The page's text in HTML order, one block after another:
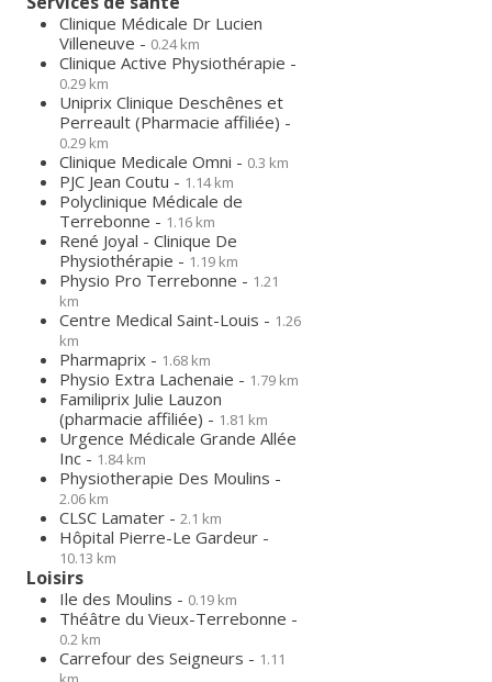
Clinique Médicale Dr Lucien
Villeneuve - 0.24 km
Clinique Active Physiothérapie -
0.29 km
Uniprix Clinique Deschênes et
Perreault (Pharmacie affiliée) -
0.29 km
Clinique Medicale Omni - 0.3 km
PJC Jean Coutu - 1.14 km
Polyclinique Médicale de
Terrebonne - 1.16 km
René Joyal - Clinique De
Physiothérapie - 1.19 km
Physio Pro Terrebonne - 1.21
km
Centre Medical Saint-Louis - 1.26
km
Pharmaprix - 1.68 km
Physio Extra Lachenaie - 1.79 km
Familiprix Julie Lauzon
(pharmacie affiliée) - 1.81 km
Urgence Médicale Grande Allée
Inc - 1.84 km
Physiotherapie Des Moulins -
2.06 km
CLSC Lamater - 2.1 km
Hôpital Pierre-Le Gardeur -
10.13 km
Loisirs
Ile des Moulins - 0.19 km
Théâtre du Vieux-Terrebonne -
0.2 km
Carrefour des Seigneurs - 1.11